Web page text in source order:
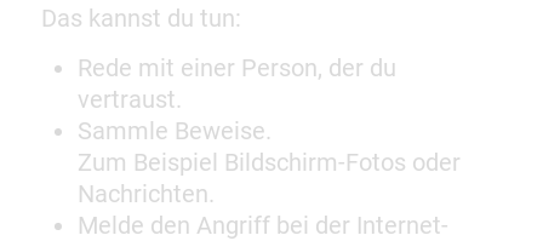
Das kannst du tun:
Rede mit einer Person, der du
vertraust.
Sammle Beweise.
Zum Beispiel Bildschirm-Fotos oder
Nachrichten.
Melde den Angriff bei der Internet-